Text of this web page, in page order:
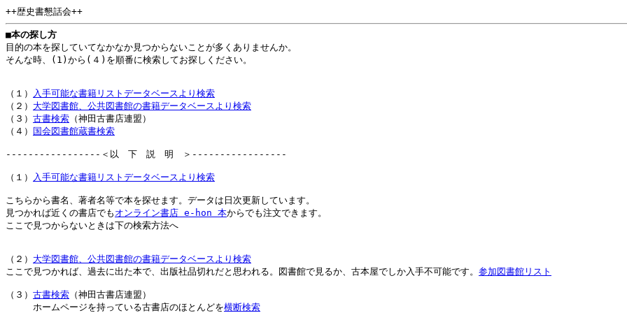
++歴史書懇話会++
■本の探し方
目的の本を探していてなかなか見つからないことが多くありませんか。
そんな時、(1)から(４)を順番に検索してお探しください。
（１）
入手可能な書籍リストデータベースより検索
（２） 大学図書館、公共図書館の書籍データベースより検索
（３） 古書検索 （神田古書店連盟）
（４）
国会図書館蔵書検索
-----------------＜以 下 説 明 ＞-----------------
（１） 入手可能な書籍リストデータベースより検索
こちらから書名、著者名等で本を探せます。データは日次更新しています。
見つかれば近くの書店でも オンライン書店 e-hon 本からでも注文できます。
ここで見つからないときは下の検索方法へ
（２） 大学図書館、公共図書館の書籍データベースより検索
ここで見つかれば、過去に出た本で、出版社品切れだと思われる。図書館で見るか、古本屋でしか入手不可能です。 参加図書館リスト
（３） 古書検索 （神田古書店連盟）
ホームページを持っている古書店のほとんどを横断検索